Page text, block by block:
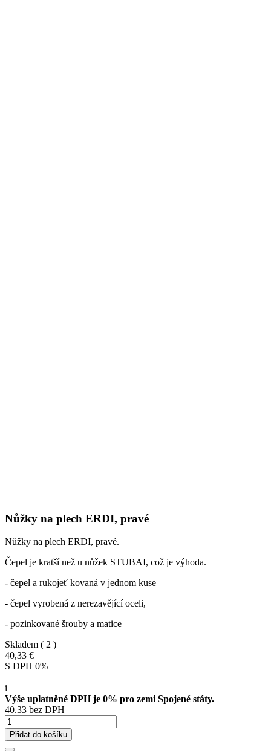
Nůžky na plech ERDI, pravé
Nůžky na plech ERDI, pravé.
Čepel je kratší než u nůžek STUBAI, což je výhoda.
- čepel a rukojeť kovaná v jednom kuse
- čepel vyrobená z nerezavějící oceli,
- pozinkované šrouby a matice
Skladem ( 2 )
40,33 €
S DPH 0%
i
Výše uplatněné DPH je 0% pro zemi Spojené státy.
40.33 bez DPH
Přidat do košíku